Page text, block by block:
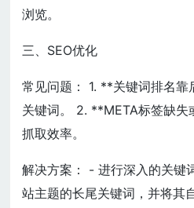
浏览。
三、SEO优化
常见问题： 1. **关键词排名
关键词。 2. **META标签缺
抓取效率。
解决方案： - 进行深入的关键
站主题的长尾关键词，并将其